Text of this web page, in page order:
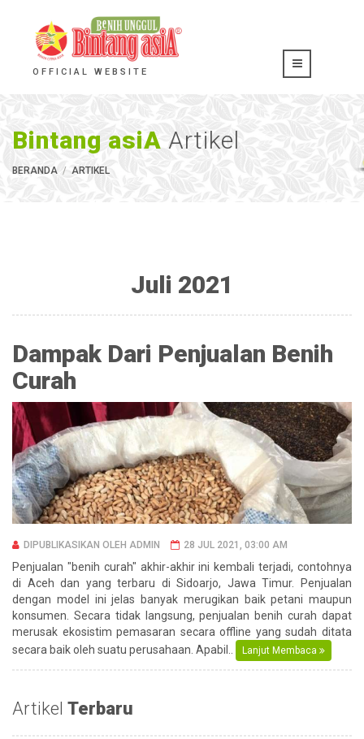
OFFICIAL WEBSITE
Bintang asiA Artikel
BERANDA ARTIKEL
Juli 2021
Dampak Dari Penjualan Benih
Curah
DIPUBLIKASIKAN OLEH ADMIN 28 JUL 2021, 03:00 AM
Penjualan "benih curah" akhir-akhir ini kembali terjadi, contohnya
di Aceh dan yang terbaru di Sidoarjo, Jawa Timur. Penjualan
dengan model ini jelas banyak merugikan baik petani maupun
konsumen. Secara tidak langsung, penjualan benih curah dapat
merusak ekosistim pemasaran secara offline yang sudah ditata
secara baik oleh suatu perusahaan. Apabil..
Lanjut Membaca
Artikel Terbaru